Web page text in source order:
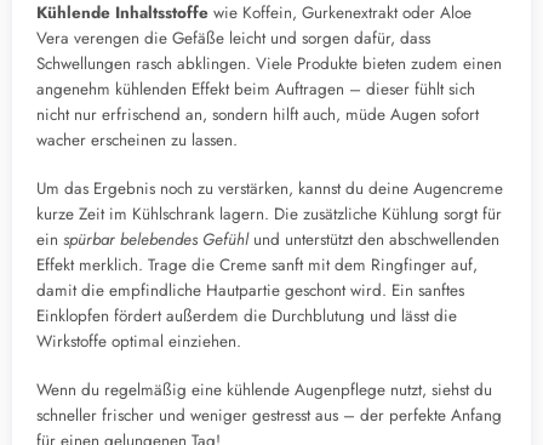
Kühlende Inhaltsstoffe wie Koffein, Gurkenextrakt oder Aloe
Vera verengen die Gefäße leicht und sorgen dafür, dass
Schwellungen rasch abklingen. Viele Produkte bieten zudem einen
angenehm kühlenden Effekt beim Auftragen – dieser fühlt sich
nicht nur erfrischend an, sondern hilft auch, müde Augen sofort
wacher erscheinen zu lassen.
Um das Ergebnis noch zu verstärken, kannst du deine Augencreme
kurze Zeit im Kühlschrank lagern. Die zusätzliche Kühlung sorgt für
ein spürbar belebendes Gefühlund unterstützt den abschwellenden
Effekt merklich. Trage die Creme sanft mit dem Ringfinger auf,
damit die empfindliche Hautpartie geschont wird. Ein sanftes
Einklopfen fördert außerdem die Durchblutung und lässt die
Wirkstoffe optimal einziehen.
Wenn du regelmäßig eine kühlende Augenpflege nutzt, siehst du
schneller frischer und weniger gestresst aus – der perfekte Anfang